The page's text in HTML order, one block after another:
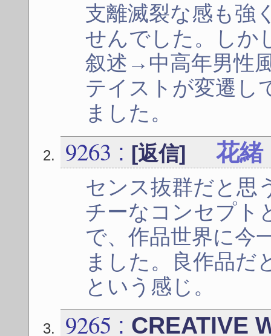
支離滅裂な感も強
せんでした。しか
叙述→中高年男性
テイストが変遷し
ました。
9263 : [返信] 花緒
センス抜群だと思
チーなコンセプト
で、作品世界に今
ました。良作品だ
という感じ。
9265 : CREATIVE